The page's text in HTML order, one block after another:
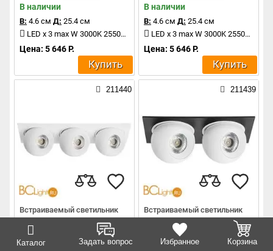
Каталог Задать вопрос Избранное Корзина
В наличии
В: 4.6 см Д: 25.4 см
LED x 3 max W 3000K 2550Lm
Цена: 5 646 Р.
Купить
В наличии
В: 4.6 см Д: 25.4 см
LED x 3 max W 3000K 2550Lm
Цена: 5 646 Р.
Купить
211440
Встраиваемый светильник
Lightstar i536626262
Intero new
В наличии
211439
Встраиваемый светильник
Lightstar i5276464
Коллекция:
В наличии